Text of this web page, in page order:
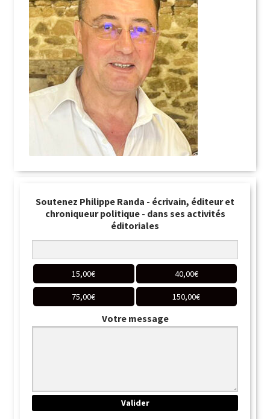
Soutenez Philippe Randa - écrivain, éditeur et
chroniqueur politique - dans ses activités
éditoriales
15,00€ 40,00€
75,00€ 150,00€
Votre message